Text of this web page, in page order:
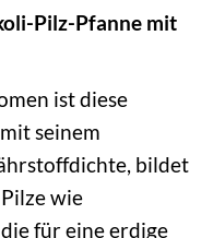
Pilz-Pfanne mit
ist diese
seinem
bildet
wie
für eine erdige